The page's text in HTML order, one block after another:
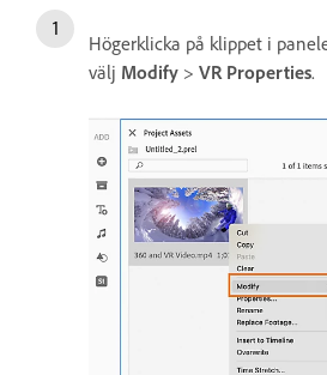
Högerklicka på klippet i
välj Modify > VR Properties.